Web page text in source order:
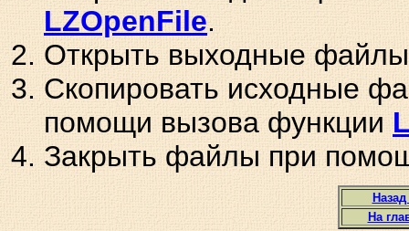
LZOpenFile.
Открыть выходные
Скопировать исходные
помощи вызова функции
Закрыть файлы при
На